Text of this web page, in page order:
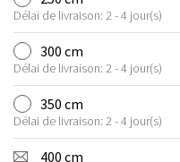
Délai de livraison: 2 - 4 jour(s)
300 cm
Délai de livraison: 2 - 4 jour(s)
350 cm
Délai de livraison: 2 - 4 jour(s)
400 cm